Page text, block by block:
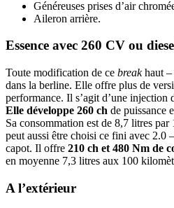
Généreuses prises d’air
Aileron arrière.
Essence avec 260 CV ou
Toute modification de ce breakhaut –
dans la berline. Elle offre plus de
performance. Il s’agit d’une injection
Elle développe 260 ch de puissance
Sa consommation est de 8,7 litres
peut aussi être choisi ce fini avec 2.0
capot. Il offre 210 ch et 480 Nm de
en moyenne 7,3 litres aux 100
A l’extérieur